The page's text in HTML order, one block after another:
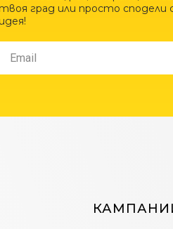
твоя град или просто сподели
идея!